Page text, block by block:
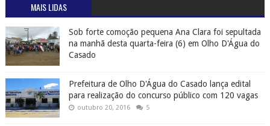
MAIS LIDAS
Sob forte comoção pequena Ana Clara foi sepultada
na manhã desta quarta-feira (6) em Olho D'Água do
Casado
Prefeitura de Olho D'Água do Casado lança edital
para realização do concurso público com 120 vagas
outubro 20, 2016 5